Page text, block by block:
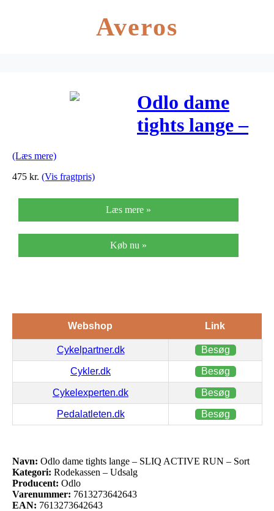
Averos
Odlo dame
tights lange –
– Sort
(Læs mere)
475 kr. (Vis fragtpris)
Læs mere »
Køb nu »
Webshop Link
Cykelpartner.dk Besøg
Cykler.dk Besøg
Cykelexperten.dk Besøg
Pedalatleten.dk Besøg
Navn: Odlo dame tights lange – SLIQ ACTIVE RUN – Sort
Kategori: Rodekassen – Udsalg
Producent: Odlo
Varenummer: 7613273642643
EAN: 7613273642643